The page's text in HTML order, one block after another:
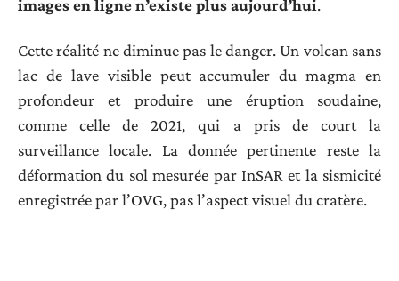
images en ligne n’existe plus aujourd’hui.
Cette réalité ne diminue pas le danger. Un volcan sans
lac de lave visible peut accumuler du magma en
profondeur et produire une éruption soudaine,
comme celle de 2021, qui a pris de court la
surveillance locale. La donnée pertinente reste la
déformation du sol mesurée par InSAR et la sismicité
enregistrée par l’OVG, pas l’aspect visuel du cratère.